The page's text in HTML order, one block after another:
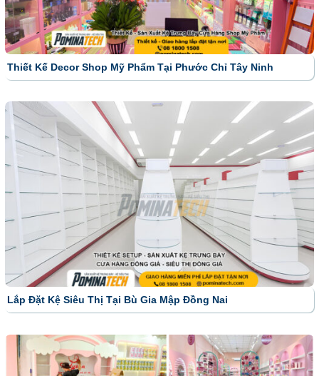
Thiết Kế Decor Shop Mỹ Phẩm Tại Phước Chỉ Tây Ninh
Lắp Đặt Kệ Siêu Thị Tại Bù Gia Mập Đồng Nai